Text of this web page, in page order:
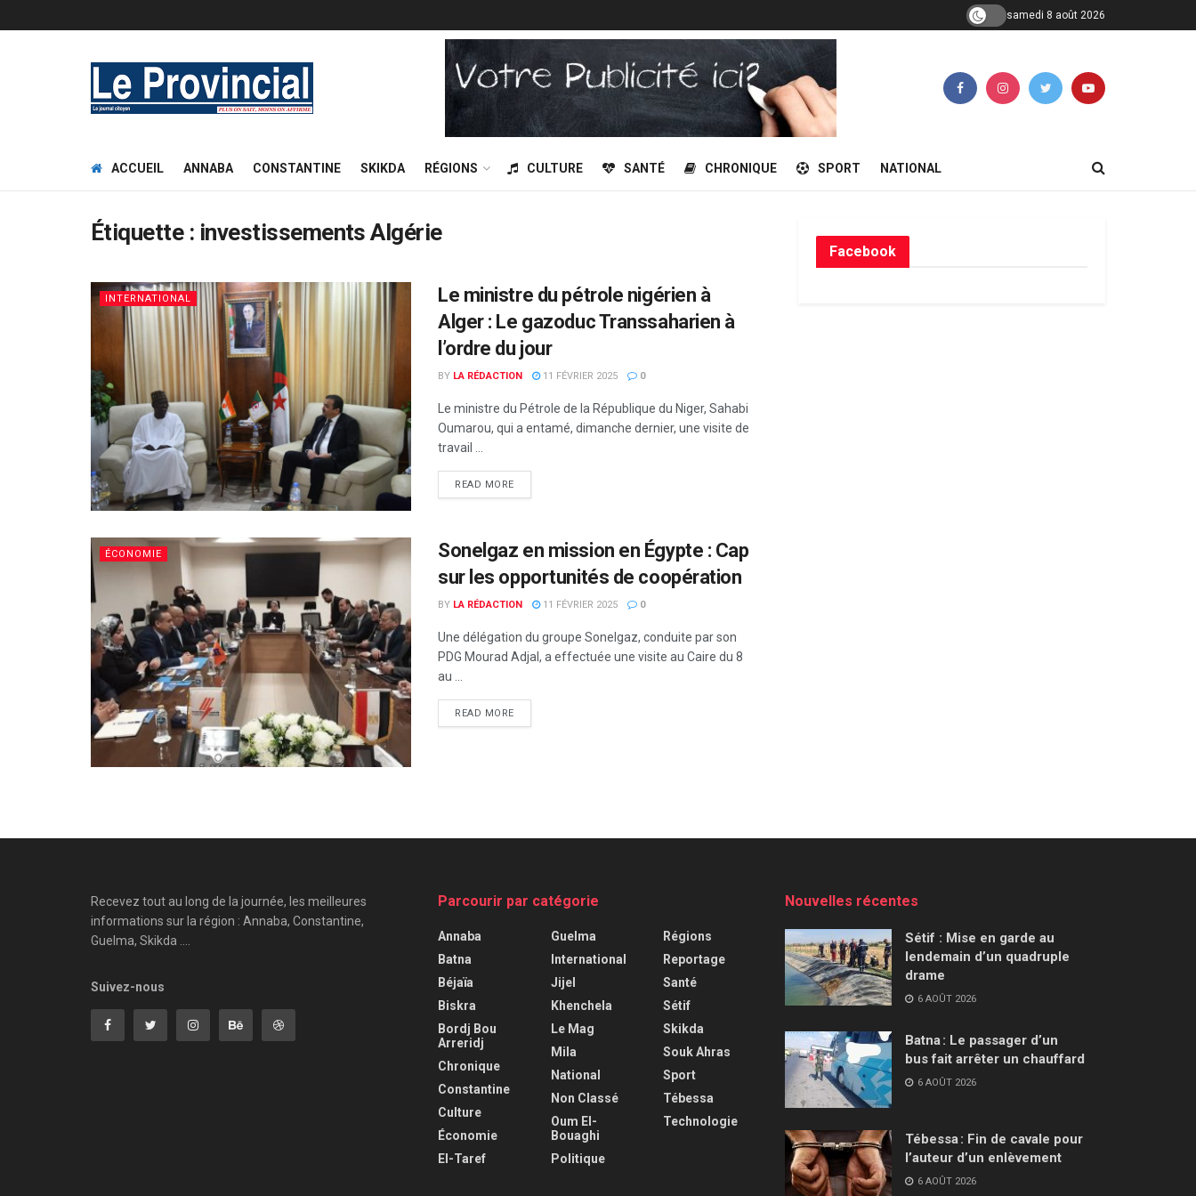
samedi 8 août 2026
ACCUEIL ANNABA CONSTANTINE SKIKDA RÉGIONS CULTURE SANTÉ CHRONIQUE SPORT NATIONAL
Étiquette : investissements Algérie
INTERNATIONAL
Le ministre du pétrole nigérien à
Alger : Le gazoduc Transsaharien à
l’ordre du jour
BY LA RÉDACTION 11 FÉVRIER 2025 0
Le ministre du Pétrole de la République du Niger, Sahabi
Oumarou, qui a entamé, dimanche dernier, une visite de
travail ...
READ MORE
ÉCONOMIE
Sonelgaz en mission en Égypte : Cap
sur les opportunités de coopération
BY LA RÉDACTION 11 FÉVRIER 2025 0
Une délégation du groupe Sonelgaz, conduite par son
PDG Mourad Adjal, a effectuée une visite au Caire du 8
au ...
READ MORE
Facebook
Recevez tout au long de la journée, les meilleures
informations sur la région : Annaba, Constantine,
Guelma, Skikda ....
Suivez-nous
Parcourir par catégorie
Annaba
Batna
Béjaïa
Biskra
Bordj Bou
Arreridj
Chronique
Constantine
Culture
Économie
El-Taref
Guelma
International
Jijel
Khenchela
Le Mag
Mila
National
Non Classé
Oum El-
Bouaghi
Politique
Régions
Reportage
Santé
Sétif
Skikda
Souk Ahras
Sport
Tébessa
Technologie
Nouvelles récentes
Sétif : Mise en garde au
lendemain d’un quadruple
drame
6 AOÛT 2026
Batna : Le passager d’un
bus fait arrêter un chauffard
6 AOÛT 2026
Tébessa : Fin de cavale pour
l’auteur d’un enlèvement
6 AOÛT 2026